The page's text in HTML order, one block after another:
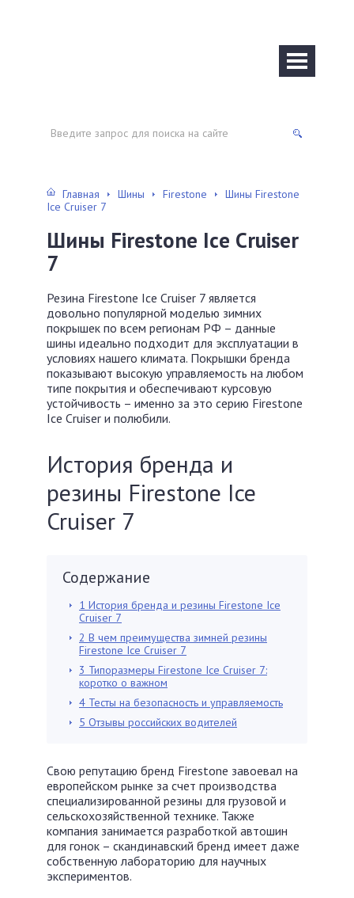
Главная Шины Firestone
Шины Firestone
Ice Cruiser 7
Шины Firestone Ice Cruiser
7
Резина Firestone Ice Cruiser 7 является
довольно популярной моделью зимних
покрышек по всем регионам РФ – данные
шины идеально подходит для эксплуатации в
условиях нашего климата. Покрышки бренда
показывают высокую управляемость на любом
типе покрытия и обеспечивают курсовую
устойчивость – именно за это серию Firestone
Ice Cruiser и полюбили.
История бренда и
резины Firestone Ice
Cruiser 7
Содержание
1 История бренда и резины Firestone Ice
Cruiser 7
2 В чем преимущества зимней резины
Firestone Ice Cruiser 7
3 Типоразмеры Firestone Ice Cruiser 7:
коротко о важном
4 Тесты на безопасность и управляемость
5 Отзывы российских водителей
Свою репутацию бренд Firestone завоевал на
европейском рынке за счет производства
специализированной резины для грузовой и
сельскохозяйственной технике. Также
компания занимается разработкой автошин
для гонок – скандинавский бренд имеет даже
собственную лабораторию для научных
экспериментов.